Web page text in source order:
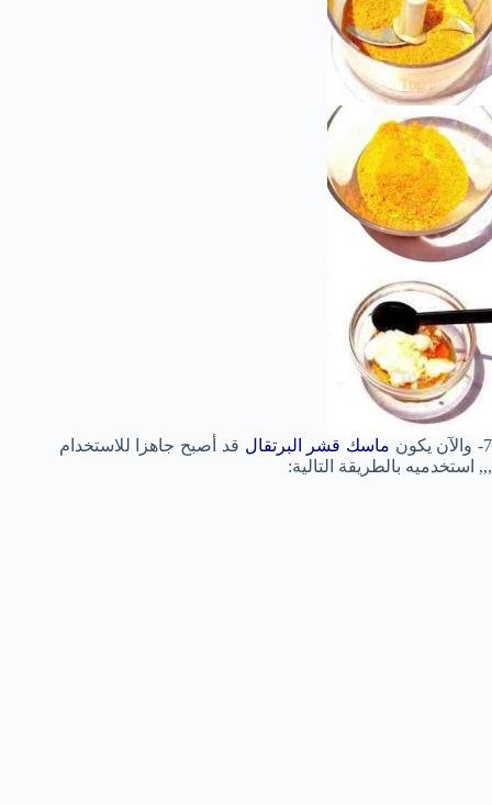
7- والآن يكون ماسك قشر البرتقال قد أصبح جاهزا للاستخدام
,,, استخدميه بالطريقة التالية: